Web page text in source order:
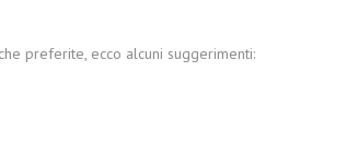
preferite, ecco alcuni suggerimenti: